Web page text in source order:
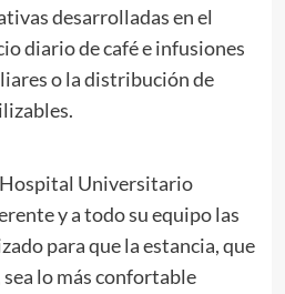
desarrolladas en el
diario de café e infusiones
o la distribución de
Universitario
y a todo su equipo las
para que la estancia, que
lo más confortable